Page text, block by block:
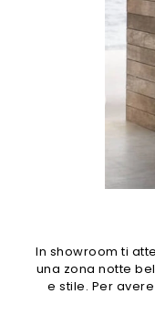
In showroom ti
una zona notte
e stile. Per